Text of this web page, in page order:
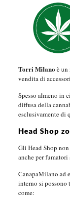
Torri Milano è
vendita di
Spesso almeno in
diffusa della
esclusivamente di
Head Shop
Gli Head Shop
anche per fumatori
CanapaMilano ad
interno si possono
come: